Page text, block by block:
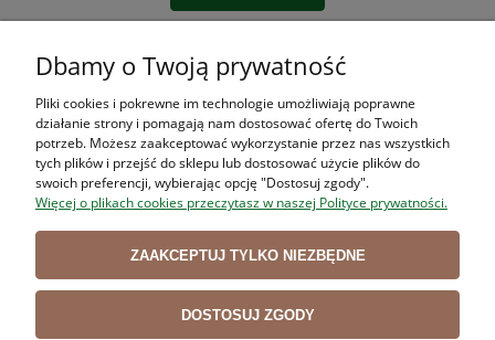
ZAKUPY
POMOC
MOJE KONTO
INFORMACJE
Użytkowanie sklepu oznacza zgodę na wykorzystywanie plików cookies.
Dbamy o Twoją prywatność
Pliki cookies i pokrewne im technologie umożliwiają poprawne
działanie strony i pomagają nam dostosować ofertę do Twoich
potrzeb. Możesz zaakceptować wykorzystanie przez nas wszystkich
tych plików i przejść do sklepu lub dostosować użycie plików do
swoich preferencji, wybierając opcję "Dostosuj zgody".
Więcej o plikach cookies przeczytasz w naszej Polityce prywatności.
ZAAKCEPTUJ TYLKO NIEZBĘDNE
DOSTOSUJ ZGODY